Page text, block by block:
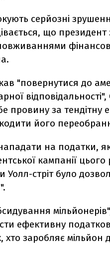
серйозні
що
"повернутися до
провину за тендітну
його
на податки,
кампанії цього
стріт було
ефективну
хто заробляє мільйон